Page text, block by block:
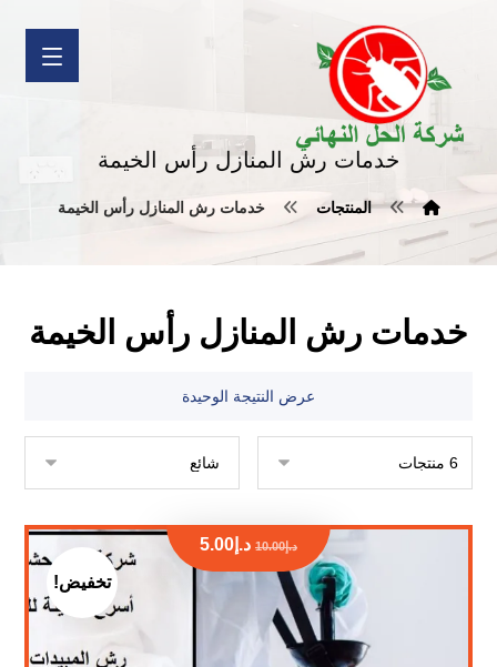
خدمات رش المنازل رأس الخيمة
المنتجات خدمات رش المنازل رأس الخيمة
خدمات رش المنازل رأس الخيمة
عرض النتيجة الوحيدة
د.إ10.00 د.إ 5.00
تخفيض!